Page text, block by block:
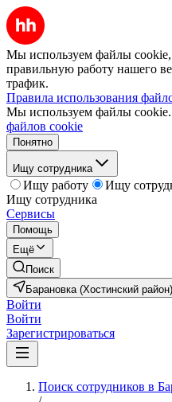
Мы используем файлы cookie,
правильную работу нашего
трафик.
Правила использования
Мы используем файлы cookie.
файлов cookie
Понятно
Ищу сотрудника
Ищу работу
Ищу
Ищу сотрудника
Сервисы
Помощь
Ещё
Поиск
Барановка (Хостинский район)
Войти
Войти
Зарегистрироваться
Поиск сотрудников в